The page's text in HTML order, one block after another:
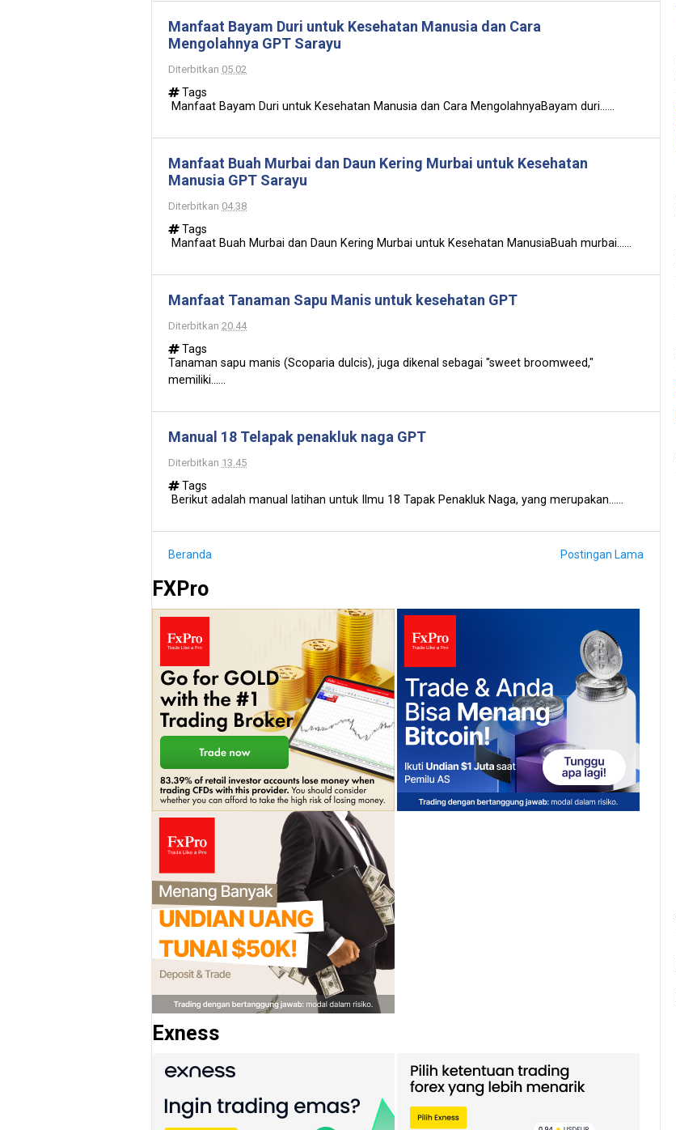
Manfaat Bayam Duri untuk Kesehatan Manusia dan Cara
Mengolahnya GPT Sarayu
Diterbitkan 05.02
Tags
Manfaat Bayam Duri untuk Kesehatan Manusia dan Cara MengolahnyaBayam duri......
Manfaat Buah Murbai dan Daun Kering Murbai untuk Kesehatan
Manusia GPT Sarayu
Diterbitkan 04.38
Tags
Manfaat Buah Murbai dan Daun Kering Murbai untuk Kesehatan ManusiaBuah murbai......
Manfaat Tanaman Sapu Manis untuk kesehatan GPT
Diterbitkan 20.44
Tags
Tanaman sapu manis (Scoparia dulcis), juga dikenal sebagai "sweet broomweed,"
memiliki......
Manual 18 Telapak penakluk naga GPT
Diterbitkan 13.45
Tags
Berikut adalah manual latihan untuk Ilmu 18 Tapak Penakluk Naga, yang merupakan......
Postingan Lama
Beranda
FXPro
Exness